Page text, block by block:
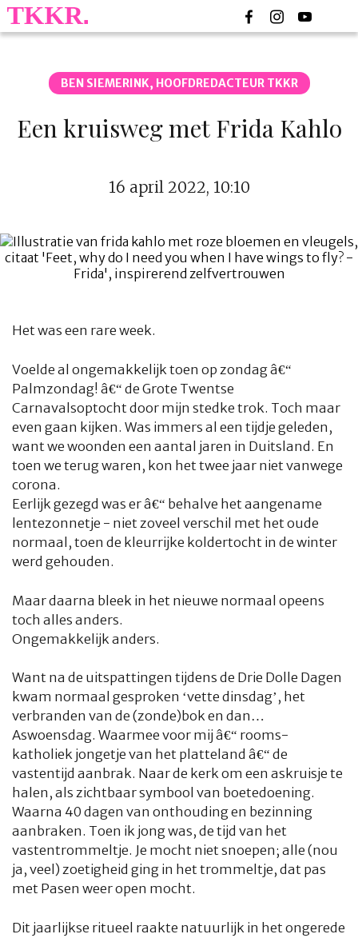
BEN SIEMERINK, HOOFDREDACTEUR TKKR
Een kruisweg met Frida Kahlo
16 april 2022, 10:10
Het was een rare week.
Voelde al ongemakkelijk toen op zondag â€“
Palmzondag! â€“ de Grote Twentse
Carnavalsoptocht door mijn stedke trok. Toch maar
even gaan kijken. Was immers al een tijdje geleden,
want we woonden een aantal jaren in Duitsland. En
toen we terug waren, kon het twee jaar niet vanwege
corona.
Eerlijk gezegd was er â€“ behalve het aangename
lentezonnetje - niet zoveel verschil met het oude
normaal, toen de kleurrijke koldertocht in de winter
werd gehouden.
Maar daarna bleek in het nieuwe normaal opeens
toch alles anders.
Ongemakkelijk anders.
Want na de uitspattingen tijdens de Drie Dolle Dagen
kwam normaal gesproken ‘vette dinsdag’, het
verbranden van de (zonde)bok en dan…
Aswoensdag. Waarmee voor mij â€“ rooms-
katholiek jongetje van het platteland â€“ de
vastentijd aanbrak. Naar de kerk om een askruisje te
halen, als zichtbaar symbool van boetedoening.
Waarna 40 dagen van onthouding en bezinning
aanbraken. Toen ik jong was, de tijd van het
vastentrommeltje. Je mocht niet snoepen; alle (nou
ja, veel) zoetigheid ging in het trommeltje, dat pas
met Pasen weer open mocht.
Dit jaarlijkse ritueel raakte natuurlijk in het ongerede